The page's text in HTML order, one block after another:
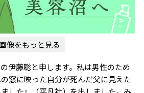
画像をもっと見る
伊藤聡と申します。私は男性のため
窓に映った自分が死んだ父に見えた